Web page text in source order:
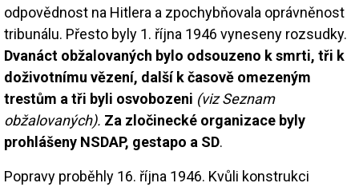
odpovědnost na Hitlera a zpochybňovala oprávněnost
tribunálu. Přesto byly 1. října 1946 vyneseny rozsudky.
Dvanáct obžalovaných bylo odsouzeno k smrti, tři k
doživotnímu vězení, další k časově omezeným
trestům a tři byli osvobozeni (viz Seznam
obžalovaných). Za zločinecké organizace byly
prohlášeny NSDAP, gestapo a SD.
Popravy proběhly 16. října 1946. Kvůli konstrukci